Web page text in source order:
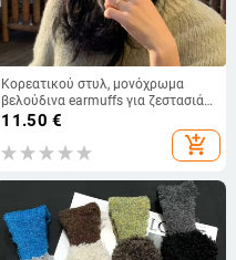
Κορεατικού στυλ, μονόχρωμα
βελούδινα earmuffs για ζεστασιά
φθινοπώρου-χειμώνα – ευέλικτη
11.50 €
add_shopping_cart